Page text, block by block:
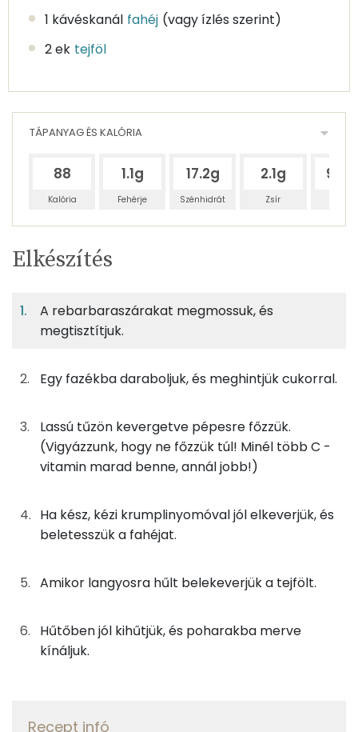
1 kávéskanál fahéj (vagy ízlés szerint)
2 ek tejföl
TÁPANYAG ÉS KALÓRIA
88
Kalória
1.1g
Fehérje
17.2g
Szénhidrát
2.1g
Zsír
Egy
adagban
1%
Fehérje
15%
2%
125grebarbara
20 kcal
13g cukor
48 kcal
0gfahéj
0 kcal
Összesen
TÁPANYAGTARTALOM
Egy
adagban
4
100
1%
Fehérje
15%
Szénhidrát
2%
Zsír
83%
Víz
Kálcium
Magnézium
TOP vitaminok
Kolin:
Elkészítés
A rebarbaraszárakat megmossuk, és
megtisztítjuk.
Egy fazékba daraboljuk, és meghintjük cukorral.
Lassú tűzön kevergetve pépesre főzzük.
(Vigyázzunk, hogy ne főzzük túl! Minél több C -
vitamin marad benne, annál jobb!)
Ha kész, kézi krumplinyomóval jól elkeverjük, és
beletesszük a fahéjat.
Amikor langyosra hűlt belekeverjük a tejfölt.
Hűtőben jól kihűtjük, és poharakba merve
kínáljuk.
Recept infó